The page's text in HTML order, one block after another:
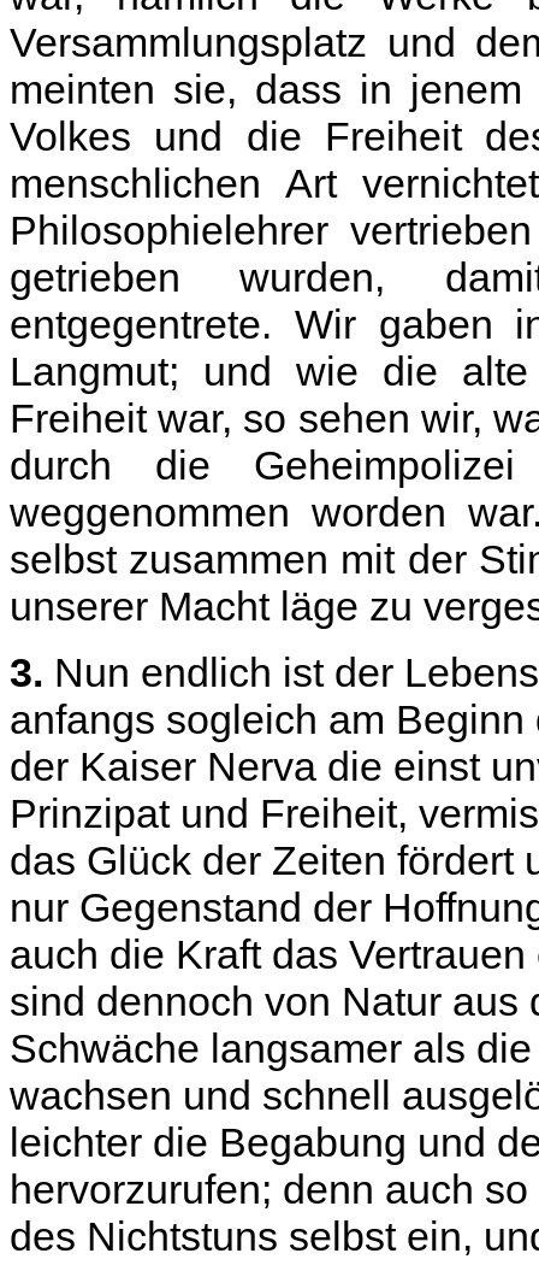
Versammlungsplatz und
meinten sie, dass in
Volkes und die Freiheit
menschlichen Art
Philosophielehrer
getrieben wurden,
entgegentrete. Wir gaben
Langmut; und wie die
Freiheit war, so sehen wir,
durch die
weggenommen worden
selbst zusammen mit der
unserer Macht läge zu
3. Nun endlich ist der
anfangs sogleich am
der Kaiser Nerva die einst
Prinzipat und Freiheit,
das Glück der Zeiten fördert
nur Gegenstand der
auch die Kraft das
sind dennoch von Natur
Schwäche langsamer als
wachsen und schnell
leichter die Begabung und
hervorzurufen; denn auch
des Nichtstuns selbst ein,